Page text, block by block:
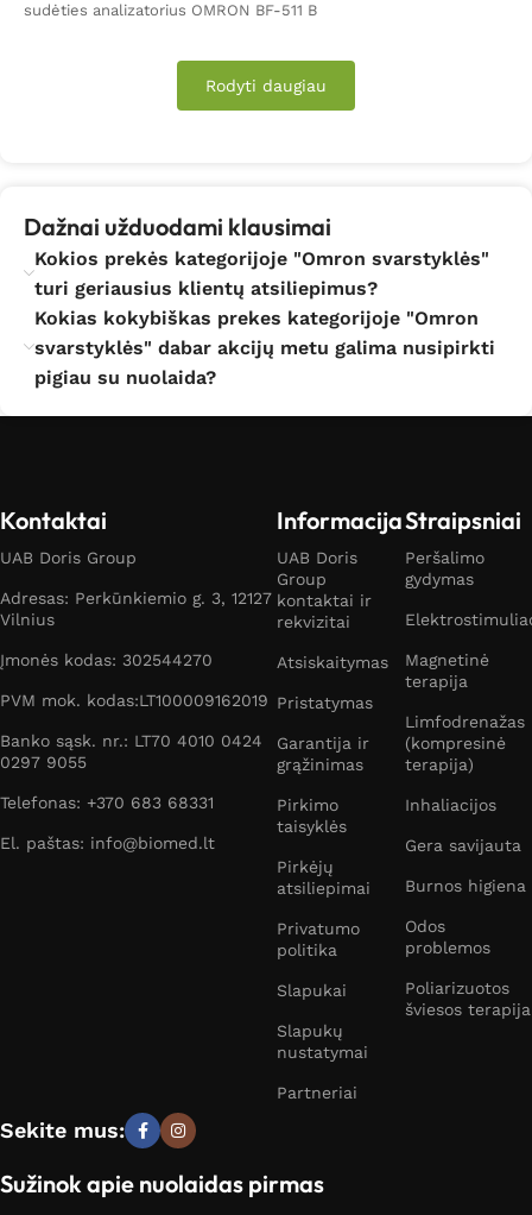
sudėties analizatorius OMRON BF-511 B
Rodyti daugiau
Dažnai užduodami klausimai
Kokios prekės kategorijoje "Omron svarstyklės"
turi geriausius klientų atsiliepimus?
Kokias kokybiškas prekes kategorijoje "Omron
svarstyklės" dabar akcijų metu galima nusipirkti
pigiau su nuolaida?
Kontaktai
UAB Doris Group
Adresas: Perkūnkiemio g. 3, 12127
Vilnius
Įmonės kodas: 302544270
PVM mok. kodas:LT100009162019
Banko sąsk. nr.: LT70 4010 0424
0297 9055
Telefonas: +370 683 68331
El. paštas: info@biomed.lt
Informacija
UAB Doris
Group
kontaktai ir
rekvizitai
Atsiskaitymas
Pristatymas
Garantija ir
grąžinimas
Pirkimo
taisyklės
Pirkėjų
atsiliepimai
Privatumo
politika
Slapukai
Slapukų
nustatymai
Partneriai
Straipsniai
Peršalimo
gydymas
Magnetinė
terapija
Limfodrenažas
(kompresinė
terapija)
Inhaliacijos
Gera savijauta
Burnos higiena
Odos
problemos
Poliarizuotos
šviesos terapija
Sekite mus:
Sužinok apie nuolaidas pirmas